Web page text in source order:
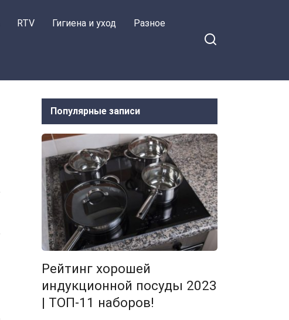
RTV Гигиена и уход Разное
Популярные записи
Рейтинг хорошей
индукционной посуды 2023
| ТОП-11 наборов!